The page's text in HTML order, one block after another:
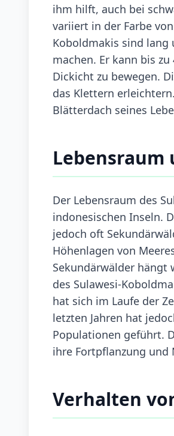
ihm hilft, auch bei
variiert in der Farbe
Koboldmakis sind lang
machen. Er kann bis
Dickicht zu bewegen.
das Klettern
Blätterdach seines
Der Lebensraum des
indonesischen Inseln.
jedoch oft
Höhenlagen von
Sekundärwälder hängt
des Sulawesi-
hat sich im Laufe der
letzten Jahren hat
Populationen geführt.
ihre Fortpflanzung
Verhalten